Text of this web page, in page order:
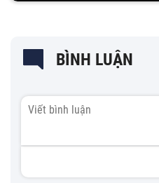
BÌNH LUẬN